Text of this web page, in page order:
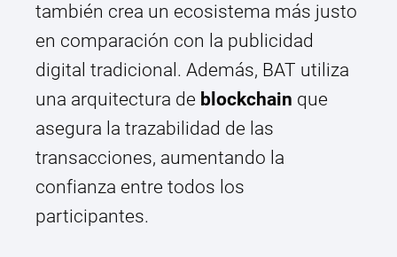
también crea un ecosistema más justo
en comparación con la publicidad
digital tradicional. Además, BAT utiliza
una arquitectura de blockchain que
asegura la trazabilidad de las
transacciones, aumentando la
confianza entre todos los
participantes.